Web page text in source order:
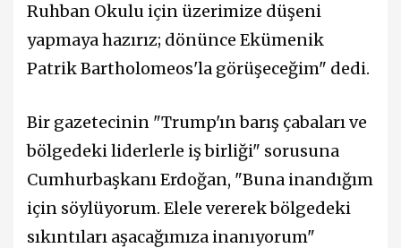
Ruhban Okulu için üzerimize düşeni
yapmaya hazırız; dönünce Ekümenik
Patrik Bartholomeos'la görüşeceğim" dedi.
Bir gazetecinin "Trump'ın barış çabaları ve
bölgedeki liderlerle iş birliği" sorusuna
Cumhurbaşkanı Erdoğan, "Buna inandığım
için söylüyorum. Elele vererek bölgedeki
sıkıntıları aşacağımıza inanıyorum"